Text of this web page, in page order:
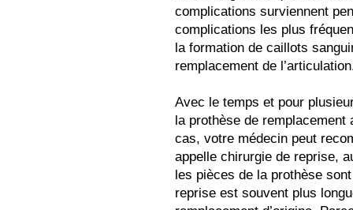
complications surviennent
complications les plus
la formation de caillots
remplacement de
Avec le temps et pour
la prothèse de
cas, votre médecin peut
appelle chirurgie de reprise,
les pièces de la prothèse
reprise est souvent plus